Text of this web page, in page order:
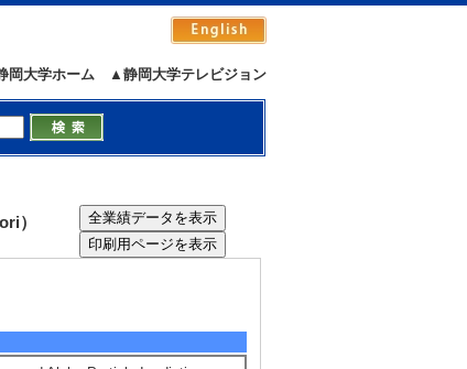
▲静岡大学テレビジョン
岡大学ホーム
）